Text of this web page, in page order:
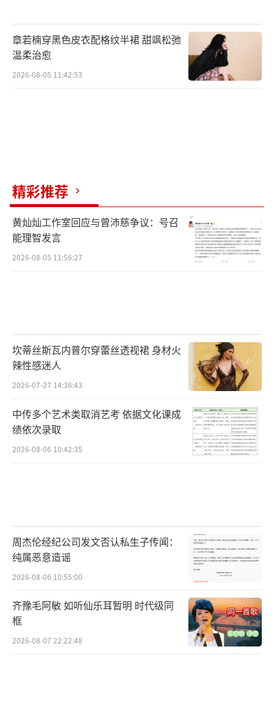
章若楠穿黑色皮衣配格纹半裙 甜飒松弛
温柔治愈
2026-08-05 11:42:53
精彩推荐
黄灿灿工作室回应与曾沛慈争议：号召
能理智发言
2026-08-05 11:56:27
坎蒂丝斯瓦内普尔穿蕾丝透视裙 身材火
辣性感迷人
2026-07-27 14:36:43
中传多个艺术类取消艺考 依据文化课成
绩依次录取
2026-08-06 10:42:35
周杰伦经纪公司发文否认私生子传闻：
纯属恶意造谣
2026-08-06 10:55:00
齐豫毛阿敏 如听仙乐耳暂明 时代级同
框
2026-08-07 22:22:48